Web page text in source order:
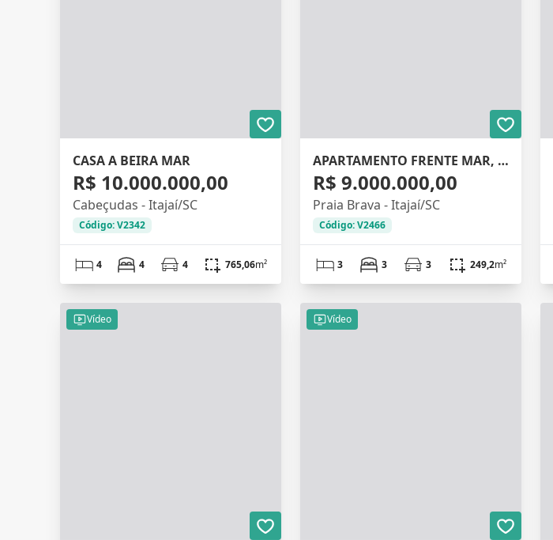
CASA A BEIRA MAR
R$ 10.000.000,00
Cabeçudas - Itajaí/SC
Código: V2342
4 4 4 765,06m²
APARTAMENTO FRENTE MAR, 3 SUITES, 188M²
R$ 9.000.000,00
Praia Brava - Itajaí/SC
Código: V2466
3 3 3 249,2m²
Vídeo Vídeo